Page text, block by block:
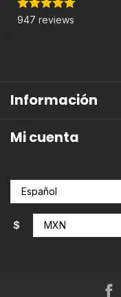
947 reviews
Información
Mi cuenta
$